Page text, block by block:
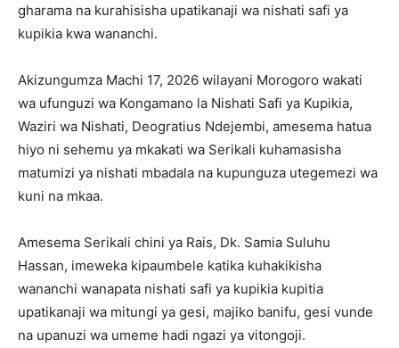
gharama na kurahisisha upatikanaji wa nishati safi ya
kupikia kwa wananchi.
Akizungumza Machi 17, 2026 wilayani Morogoro wakati
wa ufunguzi wa Kongamano la Nishati Safi ya Kupikia,
Waziri wa Nishati, Deogratius Ndejembi, amesema hatua
hiyo ni sehemu ya mkakati wa Serikali kuhamasisha
matumizi ya nishati mbadala na kupunguza utegemezi wa
kuni na mkaa.
Amesema Serikali chini ya Rais, Dk. Samia Suluhu
Hassan, imeweka kipaumbele katika kuhakikisha
wananchi wanapata nishati safi ya kupikia kupitia
upatikanaji wa mitungi ya gesi, majiko banifu, gesi vunde
na upanuzi wa umeme hadi ngazi ya vitongoji.